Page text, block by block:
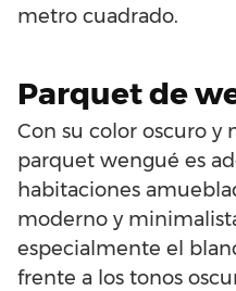
metro cuadrado.
Parquet de
Con su color oscuro y
parquet wengué es
habitaciones
moderno y
especialmente el
frente a los tonos